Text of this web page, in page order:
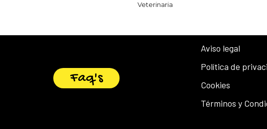
Veterinaria
Faq's
Aviso legal
Política de
Cookies
Términos y